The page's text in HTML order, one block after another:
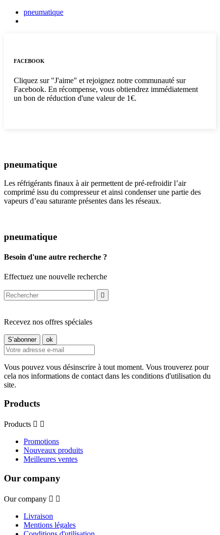
pneumatique
FACEBOOK
Cliquez sur "J'aime" et rejoignez notre communauté sur
Facebook. En récompense, vous obtiendrez immédiatement
un bon de réduction d'une valeur de 1€.
pneumatique
Les réfrigérants finaux à air permettent de pré-refroidir l’air
comprimé issu du compresseur et ainsi condenser une partie des
vapeurs d’eau saturante présentes dans les réseaux.
pneumatique
Besoin d'une autre recherche ?
Effectuez une nouvelle recherche

Recevez nos offres spéciales
Vous pouvez vous désinscrire à tout moment. Vous trouverez pour
cela nos informations de contact dans les conditions d'utilisation du
site.
Products
Products  
Promotions
Nouveaux produits
Meilleures ventes
Our company
Our company  
Livraison
Mentions légales